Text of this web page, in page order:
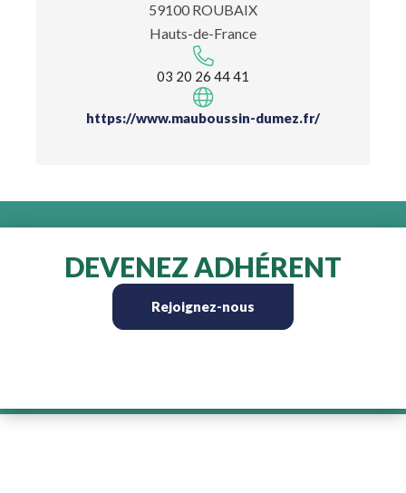
59100 ROUBAIX
Hauts-de-France
03 20 26 44 41
https://www.mauboussin-dumez.fr/
DEVENEZ ADHÉRENT
Rejoignez-nous